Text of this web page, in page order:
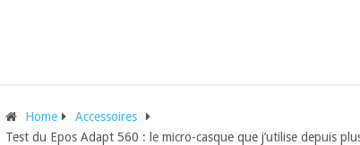
Home
Accessoires
Test du Epos Adapt 560 : le micro-casque que j’utilise depuis